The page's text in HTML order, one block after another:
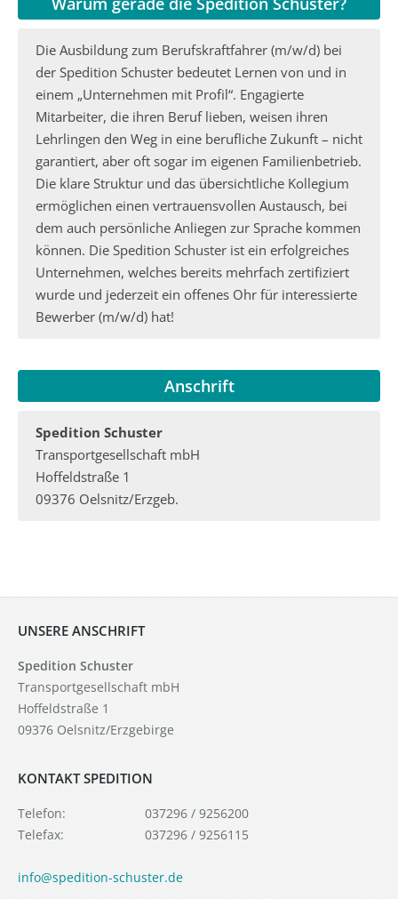
Die Ausbildung zum Berufskraftfahrer (m/w/d) bei
der Spedition Schuster bedeutet Lernen von und in
einem „Unternehmen mit Profil“. Engagierte
Mitarbeiter, die ihren Beruf lieben, weisen ihren
Lehrlingen den Weg in eine berufliche Zukunft – nicht
garantiert, aber oft sogar im eigenen Familienbetrieb.
Die klare Struktur und das übersichtliche Kollegium
ermöglichen einen vertrauensvollen Austausch, bei
dem auch persönliche Anliegen zur Sprache kommen
können. Die Spedition Schuster ist ein erfolgreiches
Unternehmen, welches bereits mehrfach zertifiziert
wurde und jederzeit ein offenes Ohr für interessierte
Bewerber (m/w/d) hat!
Anschrift
Spedition Schuster
Transportgesellschaft mbH
Hoffeldstraße 1
09376 Oelsnitz/Erzgeb.
UNSERE ANSCHRIFT
Spedition Schuster
Transportgesellschaft mbH
Hoffeldstraße 1
09376 Oelsnitz/Erzgebirge
KONTAKT SPEDITION
Telefon:
037296 / 9256200
Telefax:
037296 / 9256115
info@spedition-schuster.de